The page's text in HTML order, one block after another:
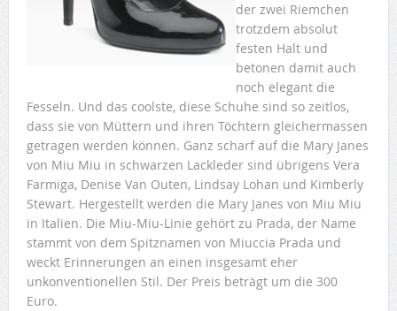
der zwei Riemchen
trotzdem absolut
festen Halt und
betonen damit auch
noch elegant die
Fesseln. Und das coolste, diese Schuhe sind so zeitlos,
dass sie von Müttern und ihren Töchtern gleichermassen
getragen werden können. Ganz scharf auf die Mary Janes
von Miu Miu in schwarzen Lackleder sind übrigens Vera
Farmiga, Denise Van Outen, Lindsay Lohan und Kimberly
Stewart. Hergestellt werden die Mary Janes von Miu Miu
in Italien. Die Miu-Miu-Linie gehört zu Prada, der Name
stammt von dem Spitznamen von Miuccia Prada und
weckt Erinnerungen an einen insgesamt eher
unkonventionellen Stil. Der Preis beträgt um die 300
Euro.